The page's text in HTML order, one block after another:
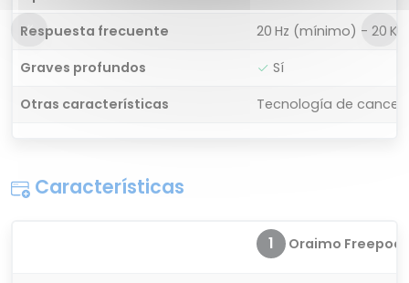
Respuesta frecuente
20 Hz (mínimo) - 20
Graves profundos
Sí
Otras características
Tecnología de
Características
1 Oraimo